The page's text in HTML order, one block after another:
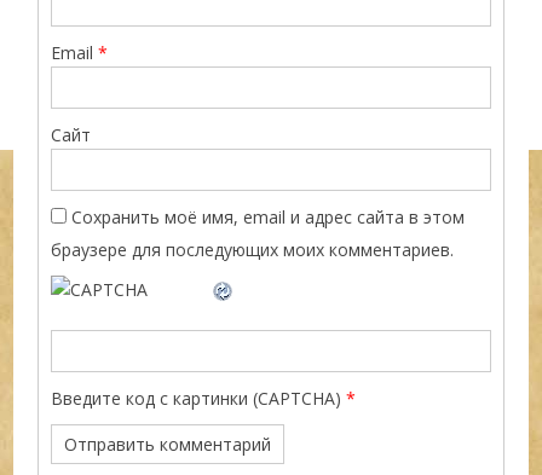
Email*
Сайт
Сохранить моё имя, email и адрес сайта в этом
браузере для последующих моих комментариев.
Введите код с картинки (CAPTCHA) *